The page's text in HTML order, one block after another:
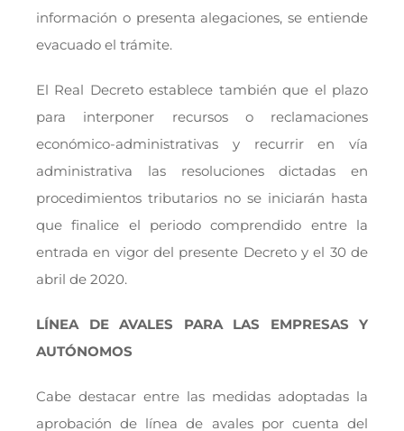
información o presenta alegaciones, se entiende
evacuado el trámite.
El Real Decreto establece también que el plazo
para interponer recursos o reclamaciones
económico-administrativas y recurrir en vía
administrativa las resoluciones dictadas en
procedimientos tributarios no se iniciarán hasta
que finalice el periodo comprendido entre la
entrada en vigor del presente Decreto y el 30 de
abril de 2020.
LÍNEA DE AVALES PARA LAS EMPRESAS Y
AUTÓNOMOS
Cabe destacar entre las medidas adoptadas la
aprobación de línea de avales por cuenta del